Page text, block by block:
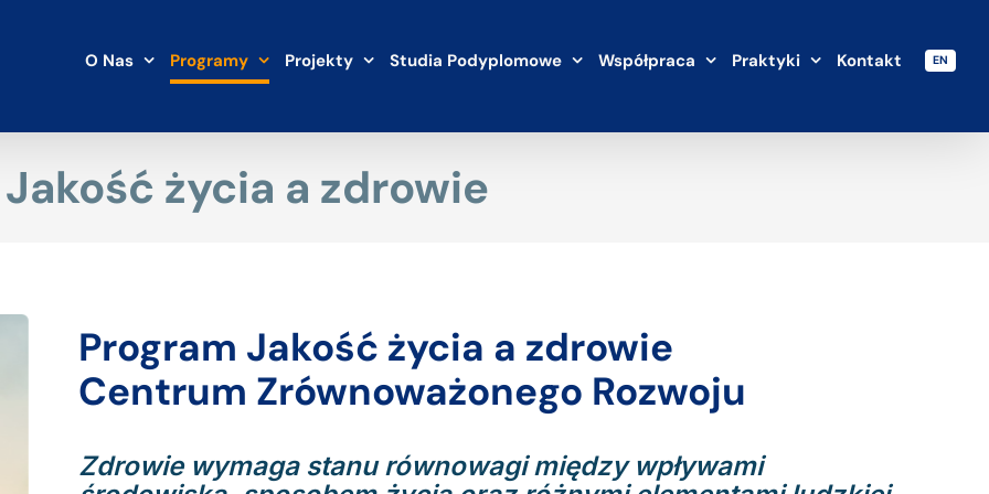
O Nas Programy Projekty Studia Podyplomowe Współpraca Praktyki Kontakt EN
Jakość życia a zdrowie
Program Jakość życia a zdrowie
Centrum Zrównoważonego Rozwoju